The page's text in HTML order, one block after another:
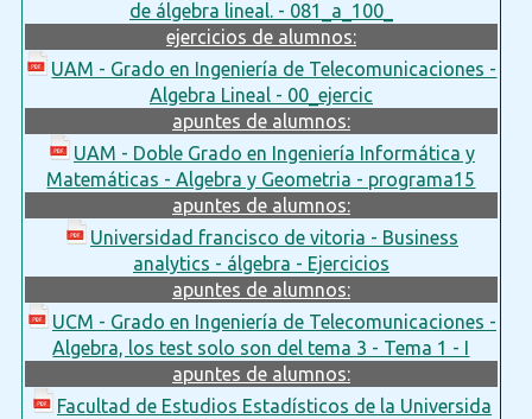
de álgebra lineal. - 081_a_100_
ejercicios de alumnos:
UAM - Grado en Ingeniería de Telecomunicaciones -
Algebra Lineal - 00_ejercic
apuntes de alumnos:
UAM - Doble Grado en Ingeniería Informática y
Matemáticas - Algebra y Geometria - programa15
apuntes de alumnos:
Universidad francisco de vitoria - Business
analytics - álgebra - Ejercicios
apuntes de alumnos:
UCM - Grado en Ingeniería de Telecomunicaciones -
Algebra, los test solo son del tema 3 - Tema 1 - I
apuntes de alumnos:
Facultad de Estudios Estadísticos de la Universida